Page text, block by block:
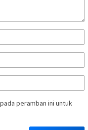
peramban ini untuk